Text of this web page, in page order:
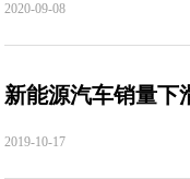
2020-09-08
新能源汽车销量下
2019-10-17